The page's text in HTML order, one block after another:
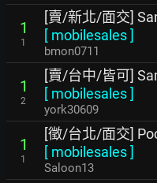
1
1
[賣/新北/面交]
[ mobilesales]
bmon0711
1
2
[賣/台中/皆可]
[ mobilesales]
york30609
1
1
[徵/台北/面交]
[ mobilesales]
Saloon13